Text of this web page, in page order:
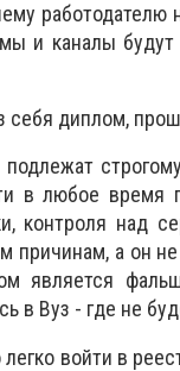
работодателю
и каналы
себя диплом,
в любое время
контроля над
причинам, а он
является
в Вуз - где не
войти в